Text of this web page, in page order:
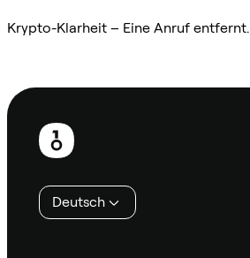
Krypto-Klarheit – Eine Anruf entfernt.
Fußzeile
Deutsch